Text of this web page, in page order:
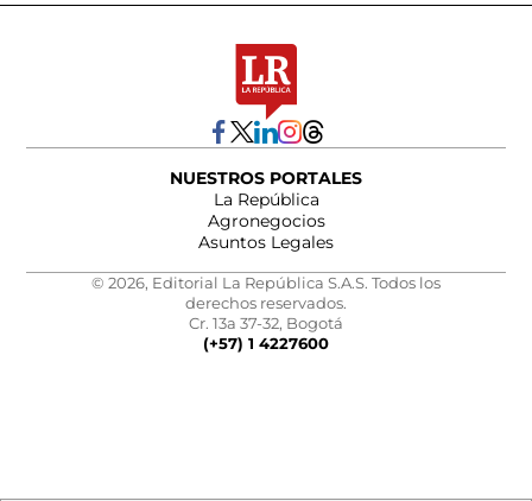
NUESTROS PORTALES
La República
Agronegocios
Asuntos Legales
© 2026, Editorial La República S.A.S. Todos los
derechos reservados.
Cr. 13a 37-32, Bogotá
(+57) 1 4227600